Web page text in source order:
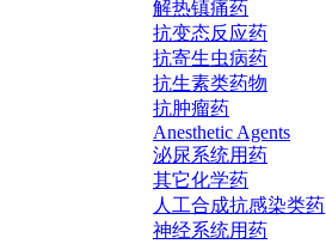
解热镇痛药
抗变态反应药
抗寄生虫病药
抗生素类药物
抗肿瘤药
Anesthetic Agents
泌尿系统用药
其它化学药
人工合成抗感染类药
神经系统用药